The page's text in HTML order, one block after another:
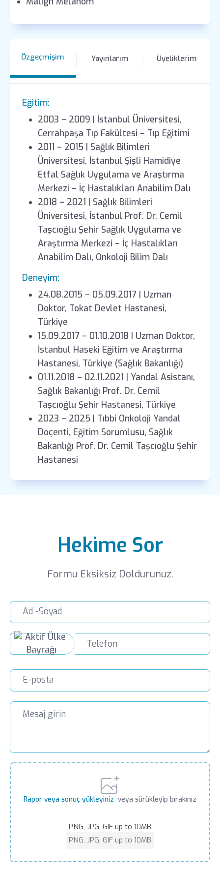
Özgeçmişim Yayınlarım Üyeliklerim
Eğitim:
2003 – 2009 | İstanbul Üniversitesi,
Cerrahpaşa Tıp Fakültesi – Tıp Eğitimi
2011 – 2015 | Sağlık Bilimleri
Üniversitesi, İstanbul Şişli Hamidiye
Etfal Sağlık Uygulama ve Araştırma
Merkezi – İç Hastalıkları Anabilim Dalı
2018 – 2021 | Sağlık Bilimleri
Üniversitesi, İstanbul Prof. Dr. Cemil
Taşcıoğlu Şehir Sağlık Uygulama ve
Araştırma Merkezi – İç Hastalıkları
Anabilim Dalı, Onkoloji Bilim Dalı
Deneyim:
24.08.2015 – 05.09.2017 | Uzman
Doktor, Tokat Devlet Hastanesi,
Türkiye
15.09.2017 – 01.10.2018 | Uzman Doktor,
İstanbul Haseki Eğitim ve Araştırma
Hastanesi, Türkiye (Sağlık Bakanlığı)
01.11.2018 – 02.11.2021 | Yandal Asistanı,
Sağlık Bakanlığı Prof. Dr. Cemil
Taşcıoğlu Şehir Hastanesi, Türkiye
2023 – 2025 | Tıbbi Onkoloji Yandal
Doçenti, Eğitim Sorumlusu, Sağlık
Bakanlığı Prof. Dr. Cemil Taşcıoğlu Şehir
Hastanesi
Hekime Sor
Formu Eksiksiz Doldurunuz.
Rapor veya sonuç yükleyiniz veya sürükleyip bırakınız
PNG, JPG, GIF up to 10MB
PNG, JPG, GIF up to 10MB